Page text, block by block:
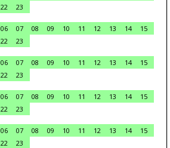
22
23
06 07 08 09 10 11 12 13 14
15
22
23
06 07 08 09 10 11 12 13 14
15
22
23
06 07 08 09 10 11 12 13 14
15
22
23
06 07 08 09 10 11 12 13 14
15
22
23